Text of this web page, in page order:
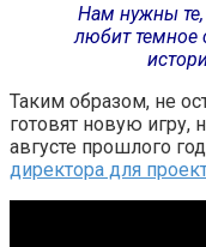
Нам нужны те,
любит темное
Таким образом, не
готовят новую
августе прошлого
директора для